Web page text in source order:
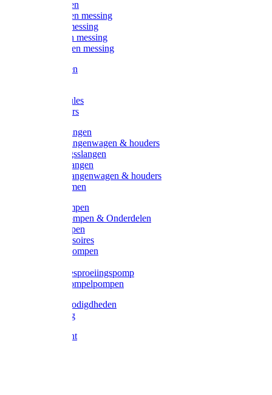
Kogelkranen
Koppelingen messing
Sproeiers messing
Tuinspuiten messing
Slangstukken messing
Handspuiten
Kunststoftules
Regenmeters
Overige slangen
Overige slangenwagen & houders
Beregeningsslangen
Gardena slangen
Gardena slangenwagen & houders
Slangklemmen
Leader pompen
Zwengelpompen & Onderdelen
Ebara pompen
Pompaccessoires
Excellent pompen
Gardena besproeiingspomp
Gardena dompelpompen
Tyleen benodigdheden
Tyleenslang
Lange bocht